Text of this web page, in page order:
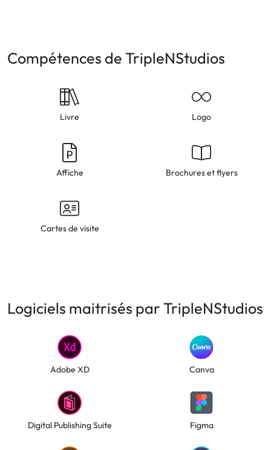
Compétences de TripleNStudios
Livre Logo
Affiche Brochures et flyers
Cartes de visite
Logiciels maitrisés par TripleNStudios
Adobe XD Canva
Digital Publishing Suite Figma